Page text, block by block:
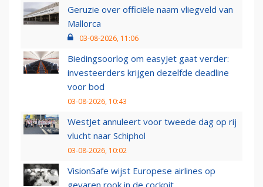
Geruzie over officiële naam vliegveld van
Mallorca
03-08-2026, 11:06
Biedingsoorlog om easyJet gaat verder:
investeerders krijgen dezelfde deadline
voor bod
03-08-2026, 10:43
WestJet annuleert voor tweede dag op rij
vlucht naar Schiphol
03-08-2026, 10:02
VisionSafe wijst Europese airlines op